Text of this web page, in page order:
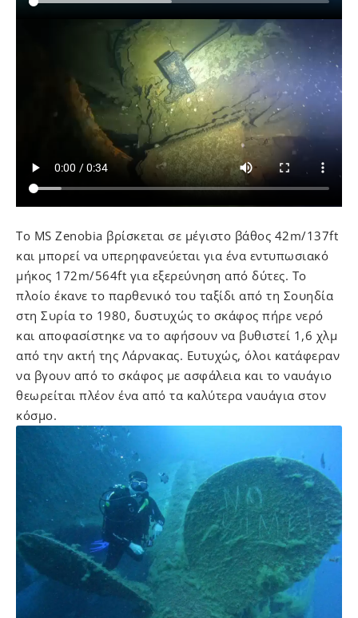
Το MS Zenobia βρίσκεται σε μέγιστο βάθος 42m/137ft
και μπορεί να υπερηφανεύεται για ένα εντυπωσιακό
μήκος 172m/564ft για εξερεύνηση από δύτες. Το
πλοίο έκανε το παρθενικό του ταξίδι από τη Σουηδία
στη Συρία το 1980, δυστυχώς το σκάφος πήρε νερό
και αποφασίστηκε να το αφήσουν να βυθιστεί 1,6 χλμ
από την ακτή της Λάρνακας. Ευτυχώς, όλοι κατάφεραν
να βγουν από το σκάφος με ασφάλεια και το ναυάγιο
θεωρείται πλέον ένα από τα καλύτερα ναυάγια στον
κόσμο.